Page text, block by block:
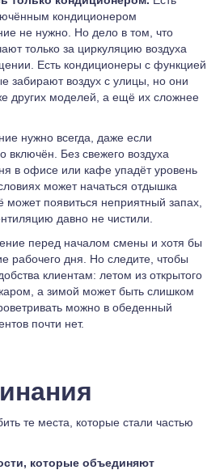
кондиционером
не нужно. Но дело в том, что
только за циркуляцию воздуха
Есть кондиционеры с функцией
забирают воздух с улицы, но они
других моделей, а ещё их сложнее
нужно всегда, даже если
включён. Без свежего воздуха
в офисе или кафе упадёт уровень
может начаться отдышка
может появиться неприятный запах,
давно не чистили.
перед началом смены и хотя бы
рабочего дня. Но следите, чтобы
клиентам: летом из открытого
а зимой может быть слишком
можно в обеденный
почти нет.
те места, которые стали частью
которые объединяют